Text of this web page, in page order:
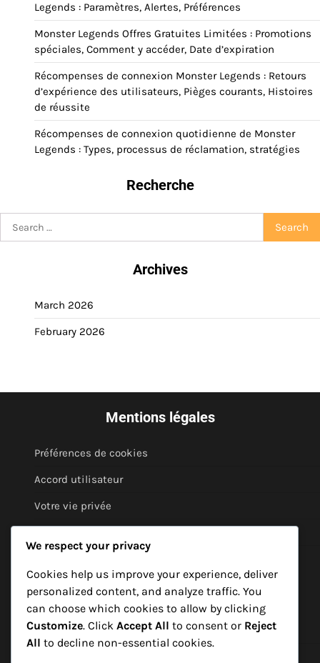
Legends : Paramètres, Alertes, Préférences
Monster Legends Offres Gratuites Limitées : Promotions
spéciales, Comment y accéder, Date d’expiration
Récompenses de connexion Monster Legends : Retours
d’expérience des utilisateurs, Pièges courants, Histoires
de réussite
Récompenses de connexion quotidienne de Monster
Legends : Types, processus de réclamation, stratégies
Recherche
for:
Archives
March 2026
February 2026
Mentions légales
Préférences de cookies
Accord utilisateur
Votre vie privée
Catégories
Cadeaux quotidiens gratuits dans Monster Legends
We respect your privacy
Cookies help us improve your experience, deliver
personalized content, and analyze traffic. You
can choose which cookies to allow by clicking
Customize. Click Accept All to consent or Reject
All to decline non-essential cookies.